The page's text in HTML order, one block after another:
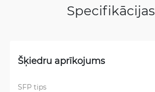
Specifikācijas
Šķiedru aprīkojums
SFP tips